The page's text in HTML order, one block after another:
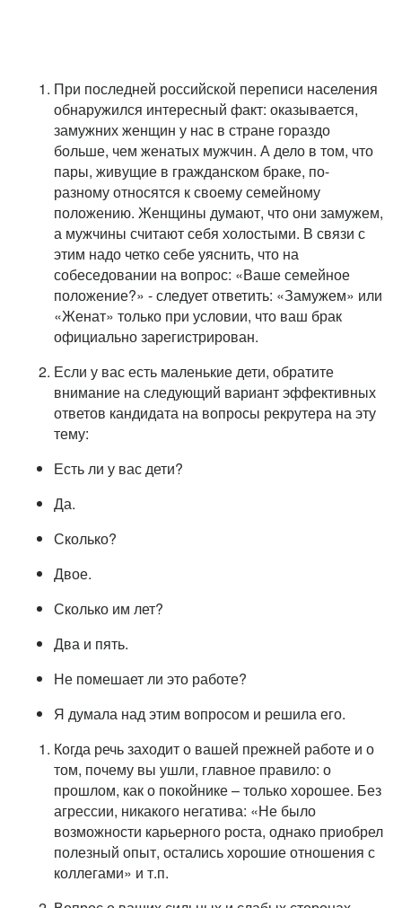
При последней российской переписи населения
обнаружился интересный факт: оказывается,
замужних женщин у нас в стране гораздо
больше, чем женатых мужчин. А дело в том, что
пары, живущие в гражданском браке, по-
разному относятся к своему семейному
положению. Женщины думают, что они замужем,
а мужчины считают себя холостыми. В связи с
этим надо четко себе уяснить, что на
собеседовании на вопрос: «Ваше семейное
положение?» - следует ответить: «Замужем» или
«Женат» только при условии, что ваш брак
официально зарегистрирован.
Если у вас есть маленькие дети, обратите
внимание на следующий вариант эффективных
ответов кандидата на вопросы рекрутера на эту
тему:
Есть ли у вас дети?
Да.
Сколько?
Двое.
Сколько им лет?
Два и пять.
Не помешает ли это работе?
Я думала над этим вопросом и решила его.
Когда речь заходит о вашей прежней работе и о
том, почему вы ушли, главное правило: о
прошлом, как о покойнике – только хорошее. Без
агрессии, никакого негатива: «Не было
возможности карьерного роста, однако приобрел
полезный опыт, остались хорошие отношения с
коллегами» и т.п.